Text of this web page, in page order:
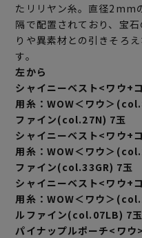
たリリヤン糸。直径2mm
隔で配置されており、宝
りや異素材との引きそろ
す。
左から
シャイニーベスト<ワウ+
用糸：WOW＜ワウ＞
ファイン(col.27N) 7玉
シャイニーベスト<ワウ+
用糸：WOW＜ワウ＞
ファイン(col.33GR) 7玉
シャイニーベスト<ワウ+
用糸：WOW＜ワウ＞
ルファイン(col.07LB) 7玉
パイナップルポーチ<ワ